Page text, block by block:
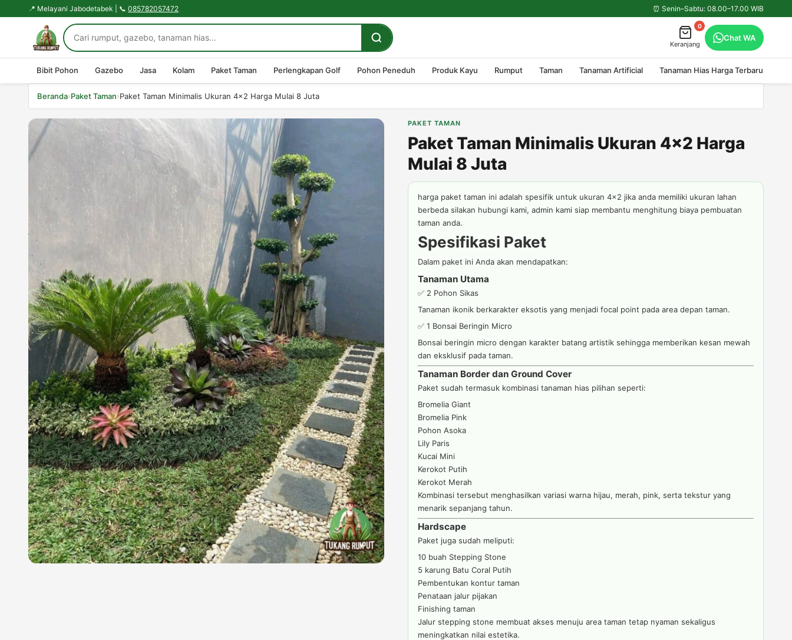
📍 Melayani Jabodetabek | 📞 085782057472 ⏰ Senin–Sabtu: 08.00–17.00 WIB
0
Keranjang
Chat WA
Bibit Pohon Gazebo Jasa Kolam Paket Taman Perlengkapan Golf Pohon Peneduh Produk Kayu Rumput Taman Tanaman Artificial Tanaman Hias Harga Terbaru
Beranda›Paket Taman›Paket Taman Minimalis Ukuran 4×2 Harga Mulai 8 Juta
PAKET TAMAN
Paket Taman Minimalis Ukuran 4x2 Harga
Mulai 8 Juta
harga paket taman ini adalah spesifik untuk ukuran 4x2 jika anda memiliki ukuran lahan
berbeda silakan hubungi kami, admin kami siap membantu menghitung biaya pembuatan
taman anda.
Spesifikasi Paket
Dalam paket ini Anda akan mendapatkan:
Tanaman Utama
✅ 2 Pohon Sikas
Tanaman ikonik berkarakter eksotis yang menjadi focal point pada area depan taman.
✅ 1 Bonsai Beringin Micro
Bonsai beringin micro dengan karakter batang artistik sehingga memberikan kesan mewah
dan eksklusif pada taman.
Tanaman Border dan Ground Cover
Paket sudah termasuk kombinasi tanaman hias pilihan seperti:
Bromelia Giant
Bromelia Pink
Pohon Asoka
Lily Paris
Kucai Mini
Kerokot Putih
Kerokot Merah
Kombinasi tersebut menghasilkan variasi warna hijau, merah, pink, serta tekstur yang
menarik sepanjang tahun.
Hardscape
Paket juga sudah meliputi:
10 buah Stepping Stone
5 karung Batu Coral Putih
Pembentukan kontur taman
Penataan jalur pijakan
Finishing taman
Jalur stepping stone membuat akses menuju area taman tetap nyaman sekaligus
meningkatkan nilai estetika.